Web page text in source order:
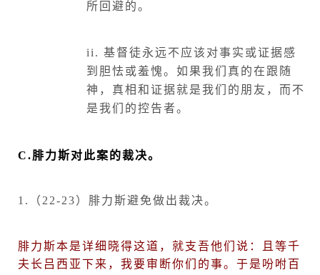
所回避的。
ii. 基督徒永远不应该对事实或证据感
到胆怯或羞愧。如果我们真的在跟随
神，真相和证据就是我们的朋友，而不
是我们的控告者。
C.腓力斯对此案的裁决。
1. （ 22-23）腓力斯避免做出裁决。
腓力斯本是详细晓得这道，就支吾他们说：且等千
夫长吕西亚下来，我要审断你们的事。于是吩咐百